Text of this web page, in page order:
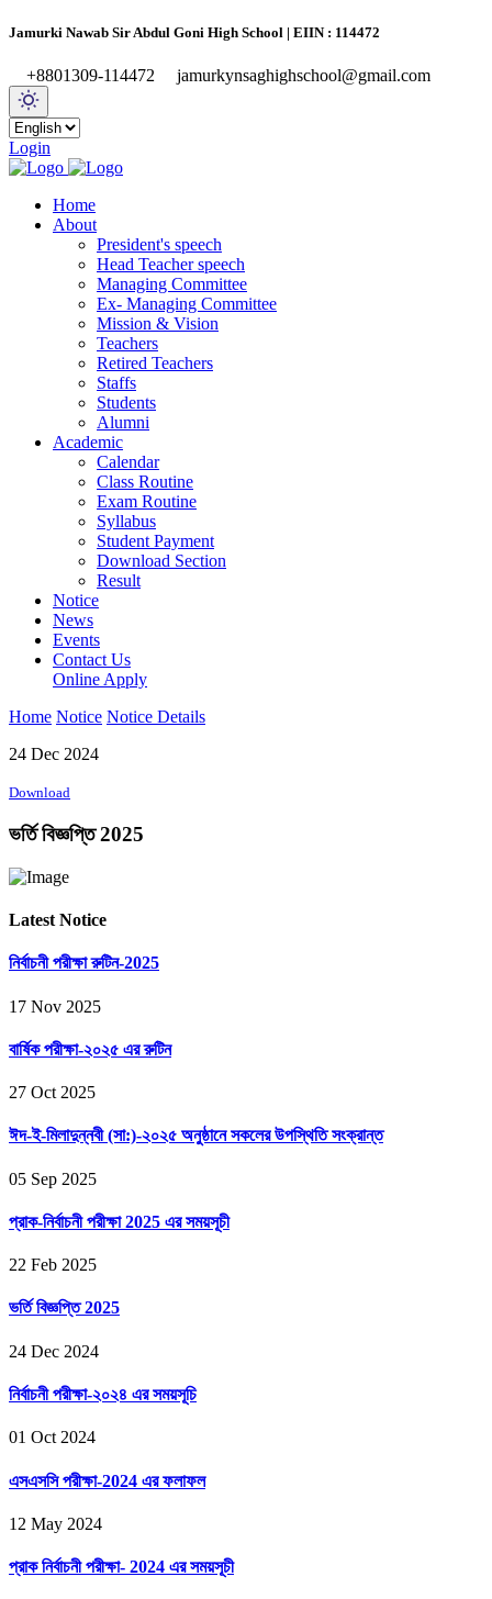
Jamurki Nawab Sir Abdul Goni High School | EIIN : 114472
+8801309-114472 jamurkynsaghighschool@gmail.com
Login
Home
About
President's speech
Head Teacher speech
Managing Committee
Ex- Managing Committee
Mission & Vision
Teachers
Retired Teachers
Staffs
Students
Alumni
Academic
Calendar
Class Routine
Exam Routine
Syllabus
Student Payment
Download Section
Result
Notice
News
Events
Contact Us
Online Apply
Home Notice Notice Details
24 Dec 2024
Download
ভর্তি বিজ্ঞপ্তি 2025
Latest Notice
নির্বাচনী পরীক্ষা রুটিন-2025
17 Nov 2025
বার্ষিক পরীক্ষা-২০২৫ এর রুটিন
27 Oct 2025
ঈদ-ই-মিলাদুন্নবী (সা:)-২০২৫ অনুষ্ঠানে সকলের উপস্থিতি সংক্রান্ত
05 Sep 2025
প্রাক-নির্বাচনী পরীক্ষা 2025 এর সময়সূচী
22 Feb 2025
ভর্তি বিজ্ঞপ্তি 2025
24 Dec 2024
নির্বাচনী পরীক্ষা-২০২৪ এর সময়সূচি
01 Oct 2024
এসএসসি পরীক্ষা-2024 এর ফলাফল
12 May 2024
প্রাক নির্বাচনী পরীক্ষা- 2024 এর সময়সূচী